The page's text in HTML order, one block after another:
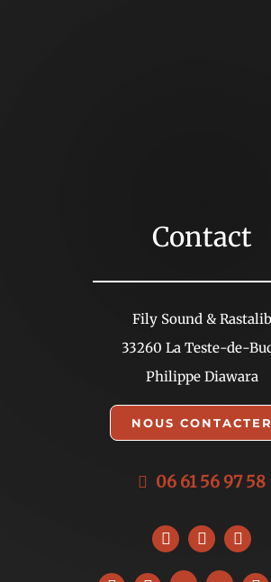
Contact
Fily Sound & Rastalib
33260 La Teste-de-
Philippe Diawara
NOUS CONTACTER
06 61 56 97 58